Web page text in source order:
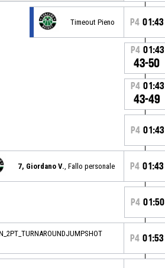
Timeout Pieno P4 01:43
P4 01:43
43-50
P4 01:43
43-49
P4 01:43
7, Giordano V. , Fallo personale P4 01:43
P4 01:50
P4 01:53